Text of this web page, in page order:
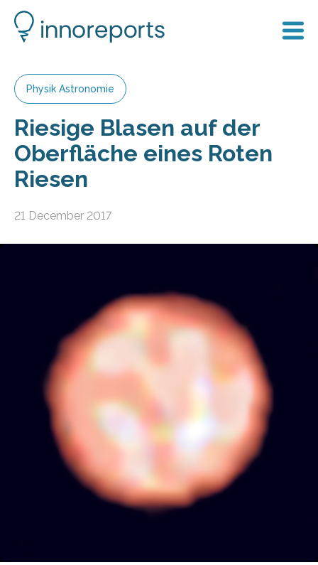
Physik Astronomie
Riesige Blasen auf der
Oberfläche eines Roten
Riesen
21 December 2017